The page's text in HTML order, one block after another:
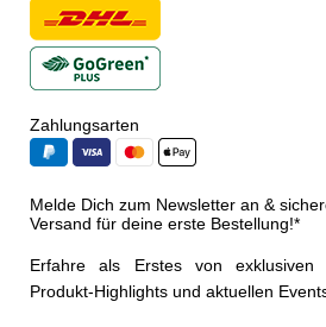
Zahlungsarten
Melde Dich zum Newsletter an &
Versand für deine erste Bestellung!*
Erfahre als Erstes von exklusiven
Produkt-Highlights und aktuellen